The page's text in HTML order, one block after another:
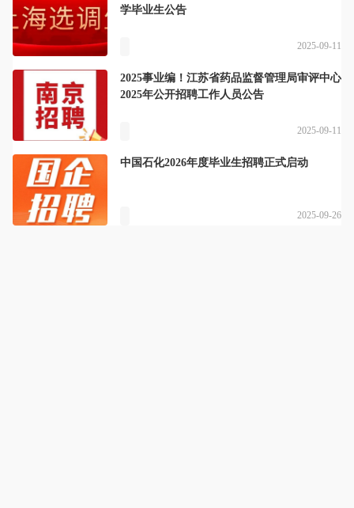
学毕业生公告
2025-09-11
2025事业编！江苏省药品监督管理局审评中心
2025年公开招聘工作人员公告
2025-09-11
中国石化2026年度毕业生招聘正式启动
2025-09-26